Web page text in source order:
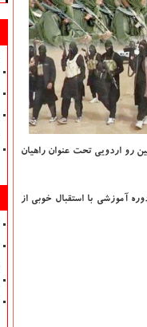
رو اردویی تحت عنوان راهیان
آموزشی با استقبال خوبی از